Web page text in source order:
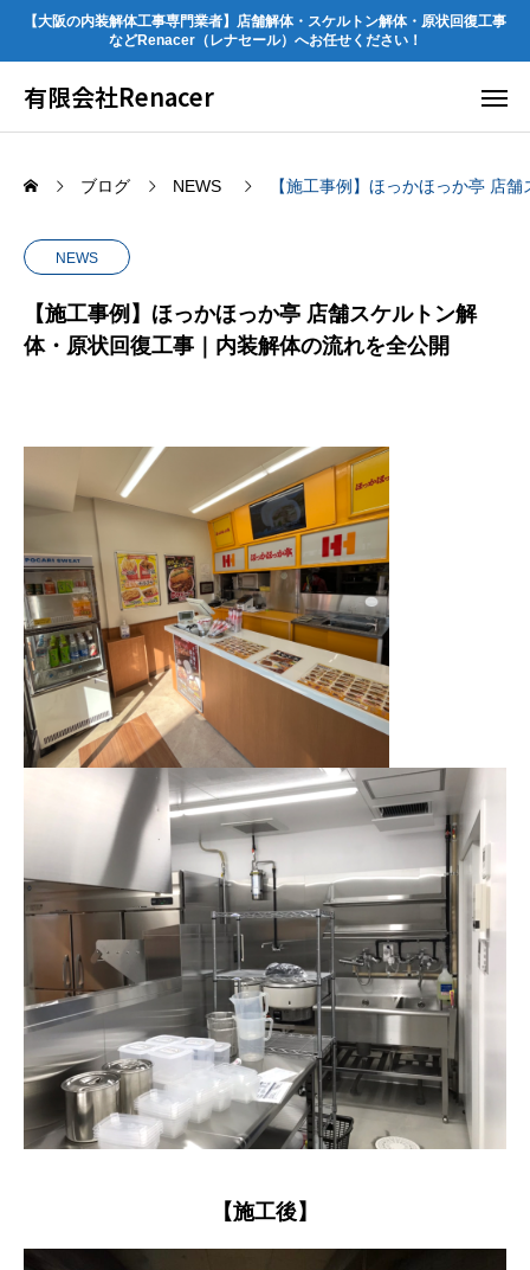
【大阪の内装解体工事専門業者】店舗解体・スケルトン解体・原状回復工事
などRenacer（レナセール）へお任せください！
有限会社Renacer
ブログ NEWS 【施工事例】ほっかほっか亭 店
NEWS
【施工事例】ほっかほっか亭 店舗スケルトン解
体・原状回復工事｜内装解体の流れを全公開
【施工後】